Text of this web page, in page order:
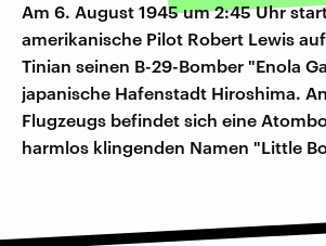
Am 6. August 1945 um 2:45 Uhr
amerikanische Pilot Robert Lewis
Tinian seinen B-29-Bomber "Enola
japanische Hafenstadt Hiroshima.
Flugzeugs befindet sich eine
harmlos klingenden Namen "Little